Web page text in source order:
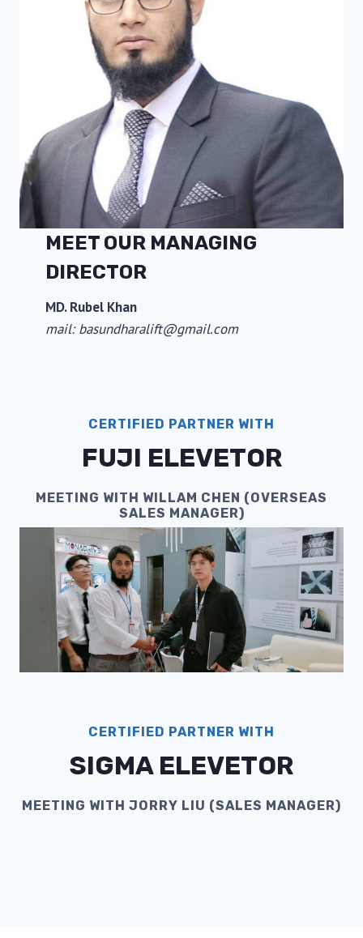
MEET OUR MANAGING
DIRECTOR
MD. Rubel Khan
mail: basundharalift@gmail.com
CERTIFIED PARTNER WITH
FUJI ELEVETOR
MEETING WITH WILLAM CHEN (OVERSEAS
SALES MANAGER)
CERTIFIED PARTNER WITH
SIGMA ELEVETOR
MEETING WITH JORRY LIU (SALES MANAGER)